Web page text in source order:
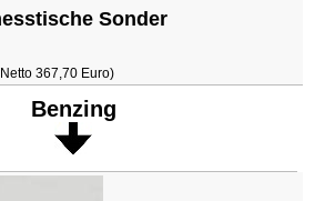
Sonder
367,70 Euro)
Benzing